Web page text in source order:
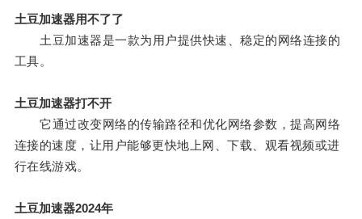
土豆加速器用不了了
土豆加速器是一款为用户提供快速、稳定的网络连接的
工具。
土豆加速器打不开
它通过改变网络的传输路径和优化网络参数，提高网络
连接的速度，让用户能够更快地上网、下载、观看视频或进
行在线游戏。
土豆加速器2024年